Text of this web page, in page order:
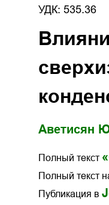
УДК: 535.36
Аветисян
Полный текст
Полный текст
Публикация в